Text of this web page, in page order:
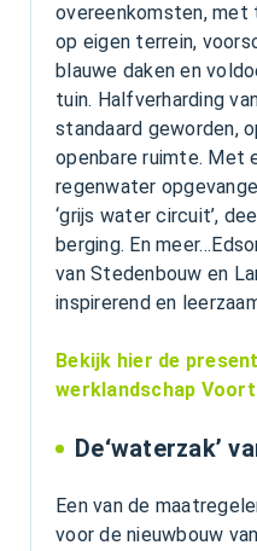
overeenkomsten, met
op eigen terrein,
blauwe daken en
tuin. Halfverharding
standaard geworden,
openbare ruimte. Met
regenwater
‘grijs water circuit’,
berging. En
van Stedenbouw en
inspirerend en
Bekijk hier de
werklandschap
De‘waterzak’
Een van de
voor de nieuwbouw